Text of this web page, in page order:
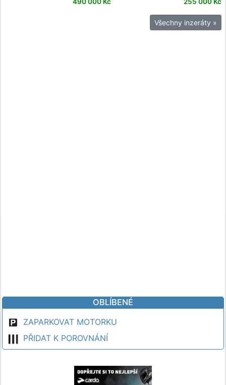
490 000 Kč 255 000 Kč
Všechny inzeráty »
OBLÍBENÉ
ZAPARKOVAT MOTORKU
PŘIDAT K POROVNÁNÍ